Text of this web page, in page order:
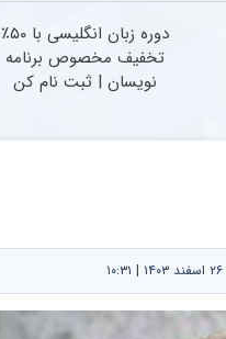
دوره زبان انگلیسی با ۵۰٪
تخفیف مخصوص برنامه
نویسان | ثبت نام کن